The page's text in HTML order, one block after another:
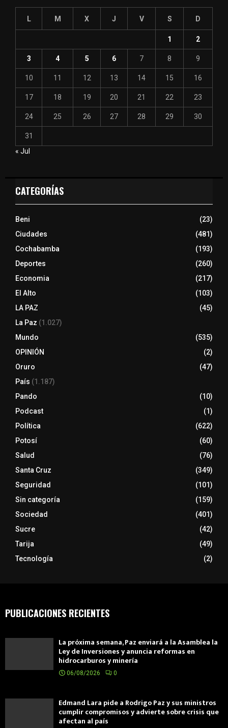
L M X J V S D
1 2
3 4 5 6 7 8 9
10 11 12 13 14 15 16
17 18 19 20 21 22 23
24 25 26 27 28 29 30
31
« Jul
CATEGORÍAS
Beni
(23)
Ciudades
(481)
Cochabamba
(193)
Deportes
(260)
Economia
(217)
El Alto
(103)
LA PAZ
(45)
La Paz (1.027)
Mundo
(535)
OPINIÓN
(2)
Oruro
(47)
País (1.187)
Pando
(10)
Podcast
(1)
Política
(622)
Potosí
(60)
Salud
(76)
Santa Cruz
(349)
Seguridad
(101)
Sin categoría
(159)
Sociedad
(401)
Sucre
(42)
Tarija
(49)
Tecnología
(2)
PUBLICACIONES RECIENTES
La próxima semana, Paz enviará a la Asamblea la
Ley de Inversiones y anuncia reformas en
hidrocarburos y minería
06/08/2026 0
Edmand Lara pide a Rodrigo Paz y sus ministros
cumplir compromisos y advierte sobre crisis que
afectan al país